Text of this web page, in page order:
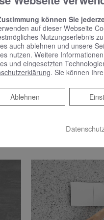
Reinigung
das neue Geberit
Form im Wrap-over
spülrandlosen Design ist
Sitz lässt sich inklusive
auf 90 Grad aufgeklappt
werden – ohne
WC wahlweise mit der
erleichtert ebenfalls die
können Sie
auf dieser Webseite
Nutzungserlebnis
auch ablehnen und unsere
nutzen. Weitere
und eingesetzten
. Sie können Ihre
Ablehnen
Ablehnen